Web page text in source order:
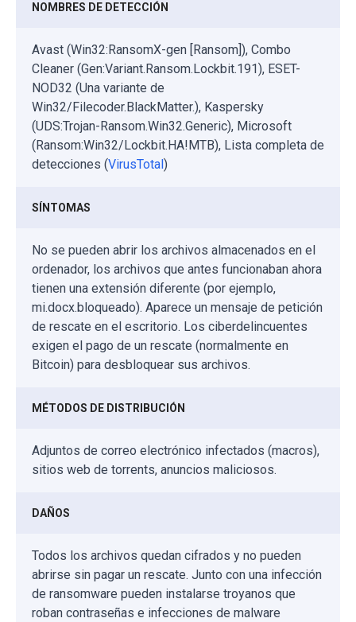
NOMBRES DE DETECCIÓN
Avast (Win32:RansomX-gen [Ransom]), Combo
Cleaner (Gen:Variant.Ransom.Lockbit.191), ESET-
NOD32 (Una variante de
Win32/Filecoder.BlackMatter.), Kaspersky
(UDS:Trojan-Ransom.Win32.Generic), Microsoft
(Ransom:Win32/Lockbit.HA!MTB), Lista completa de
detecciones (VirusTotal)
SÍNTOMAS
No se pueden abrir los archivos almacenados en el
ordenador, los archivos que antes funcionaban ahora
tienen una extensión diferente (por ejemplo,
mi.docx.bloqueado). Aparece un mensaje de petición
de rescate en el escritorio. Los ciberdelincuentes
exigen el pago de un rescate (normalmente en
Bitcoin) para desbloquear sus archivos.
MÉTODOS DE DISTRIBUCIÓN
Adjuntos de correo electrónico infectados (macros),
sitios web de torrents, anuncios maliciosos.
DAÑOS
Todos los archivos quedan cifrados y no pueden
abrirse sin pagar un rescate. Junto con una infección
de ransomware pueden instalarse troyanos que
roban contraseñas e infecciones de malware